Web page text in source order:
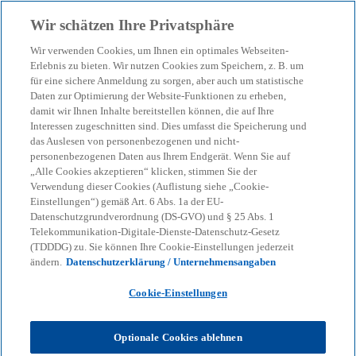
menu search
Digitale
Hilfsmittelverordnung:
Wir begleiten die DAK-
Gesundheit
29-04-2026
i
i
r
i
e
i
r
i
e
Wir schätzen Ihre Privatsphäre
Wir verwenden Cookies, um Ihnen ein optimales Webseiten-
Erlebnis zu bieten. Wir nutzen Cookies zum Speichern, z. B. um
für eine sichere Anmeldung zu sorgen, aber auch um statistische
Daten zur Optimierung der Website-Funktionen zu erheben,
damit wir Ihnen Inhalte bereitstellen können, die auf Ihre
Interessen zugeschnitten sind. Dies umfasst die Speicherung und
das Auslesen von personenbezogenen und nicht-
personenbezogenen Daten aus Ihrem Endgerät. Wenn Sie auf
„Alle Cookies akzeptieren“ klicken, stimmen Sie der
Verwendung dieser Cookies (Auflistung siehe „Cookie-
Einstellungen“) gemäß Art. 6 Abs. 1a der EU-
Datenschutzgrundverordnung (DS-GVO) und § 25 Abs. 1
Telekommunikation-Digitale-Dienste-Datenschutz-Gesetz
(TDDDG) zu. Sie können Ihre Cookie-Einstellungen jederzeit
ändern. Datenschutzerklärung / Unternehmensangaben
Cookie-Einstellungen
Optionale Cookies ablehnen